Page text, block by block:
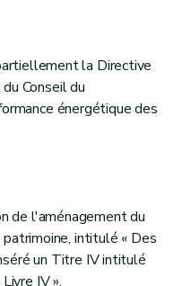
la Directive
Conseil du
énergétique des
de l'aménagement du
intitulé « Des
un Titre IV intitulé
IV ».